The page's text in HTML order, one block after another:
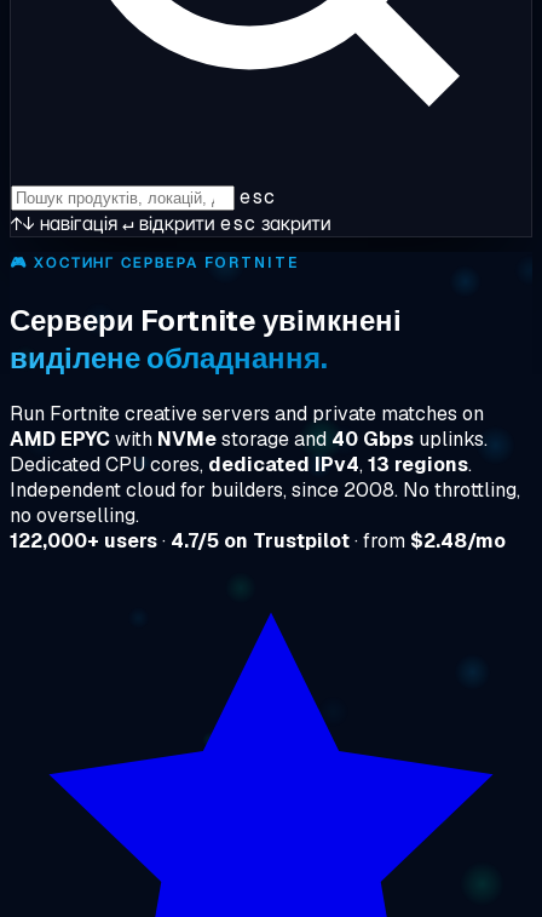
esc
↑↓ навігація↵відкрити esc закрити
🎮 ХОСТИНГ СЕРВЕРА FORTNITE
Сервери Fortnite увімкнені
виділене обладнання.
Run Fortnite creative servers and private matches on
AMD EPYCwith NVMestorage and 40 Gbps uplinks.
Dedicated CPU cores, dedicated IPv4,13 regions.
Independent cloud for builders, since 2008. No throttling,
no overselling.
122,000+ users· 4.7/5 on Trustpilot· from $2.48/mo